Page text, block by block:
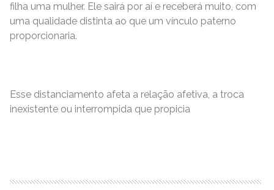
filha uma mulher. Ele sairá por aí e receberá muito, com
uma qualidade distinta ao que um vínculo paterno
proporcionaria.
Esse distanciamento afeta a relação afetiva, a troca
inexistente ou interrompida que propicia